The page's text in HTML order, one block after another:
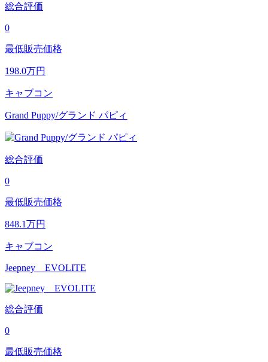
総合評価
0
最低販売価格
198.0万円
キャブコン
Grand Puppy/グランド パピィ
総合評価
0
最低販売価格
848.1万円
キャブコン
Jeepney EVOLITE
総合評価
0
最低販売価格